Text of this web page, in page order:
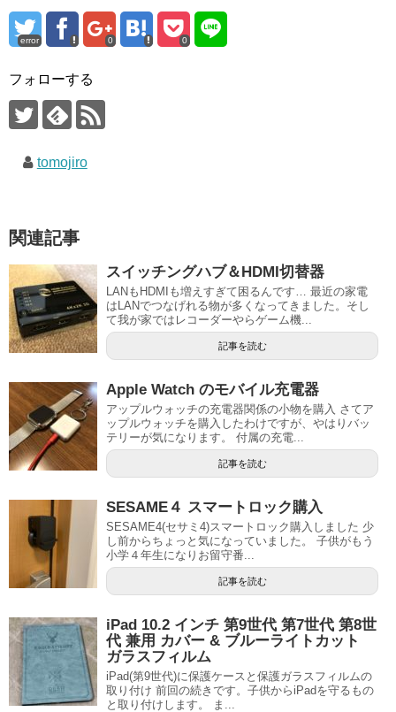
error 0 0
フォローする
tomojiro
関連記事
スイッチングハブ＆HDMI切替器
LANもHDMIも増えすぎて困るんです… 最近の家電
はLANでつなげれる物が多くなってきました。そし
て我が家ではレコーダーやらゲーム機...
記事を読む
Apple Watch のモバイル充電器
アップルウォッチの充電器関係の小物を購入 さてア
ップルウォッチを購入したわけですが、やはりバッ
テリーが気になります。 付属の充電...
記事を読む
SESAME４ スマートロック購入
SESAME4(セサミ4)スマートロック購入しました 少
し前からちょっと気になっていました。 子供がもう
小学４年生になりお留守番...
記事を読む
iPad 10.2 インチ 第9世代 第7世代 第8世
代 兼用 カバー & ブルーライトカット
ガラスフィルム
iPad(第9世代)に保護ケースと保護ガラスフィルムの
取り付け 前回の続きです。子供からiPadを守るもの
と取り付けします。 ま...